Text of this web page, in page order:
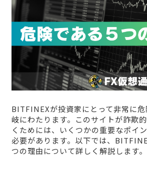
BITFINEXが投資家にとって非常に
岐にわたります。このサイトが詐欺
くためには、いくつかの重要なポイ
必要があります。以下では、
つの理由について詳しく解説します。